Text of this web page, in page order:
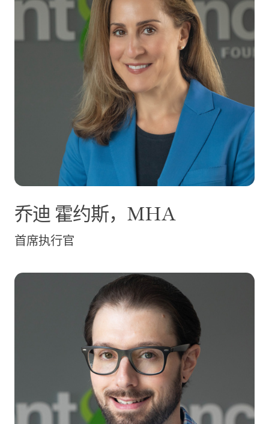
乔迪 霍约斯，MHA
首席执行官
本·德祖蒂